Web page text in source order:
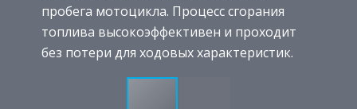
пробега мотоцикла. Процесс сгорания
топлива высокоэффективен и проходит
без потери для ходовых характеристик.